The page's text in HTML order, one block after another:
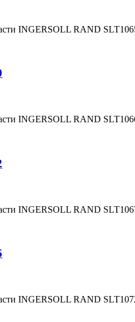
INGERSOLL RAND
INGERSOLL RAND
INGERSOLL RAND
INGERSOLL RAND